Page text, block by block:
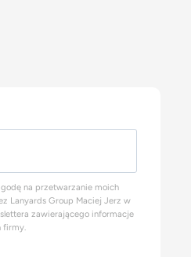
na przetwarzanie moich
Lanyards Group Maciej Jerz w
zawierającego informacje
firmy.